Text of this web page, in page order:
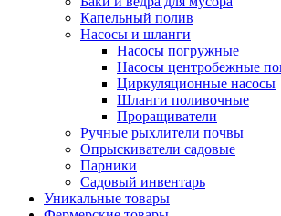
Капельный полив
Насосы и шланги
Насосы погружные
Насосы центробежные
Циркуляционные насосы
Шланги поливочные
Проращиватели
Ручные рыхлители почвы
Опрыскиватели садовые
Парники
Садовый инвентарь
Уникальные товары